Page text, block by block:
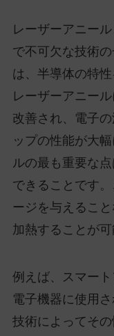
レーザーアニー
で不可欠な技術
は、半導体の特
レーザーアニー
改善され、電子
ップの性能が大
ルの最も重要な
できることです
ージを与えるこ
加熱することが可
例えば、スマー
電子機器に使用
技術によってその